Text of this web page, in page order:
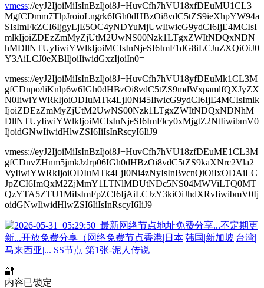
vmess://eyJ2IjoiMiIsInBzIjoi8J+HuvCfh7hVU18xfDEuMU1CL3
MgfCDmm7TlpJroioLngrk6IGh0dHBzOi8vdC5tZS9ieXhpYW94a
SIsImFkZCI6IjgyLjE5OC4yNDYuMjUwIiwicG9ydCI6IjE4MCIsI
mlkIjoiZDEzZmMyZjUtM2UwNS00Nzk1LTgxZWItNDQxNDN
hMDllNTUyIiwiYWlkIjoiMCIsInNjeSI6ImF1dG8iLCJuZXQiOiJ0
Y3AiLCJ0eXBlIjoiIiwidGxzIjoiIn0=
vmess://eyJ2IjoiMiIsInBzIjoi8J+HuvCfh7hVU18yfDEuMk1CL3M
gfCDnpo/liKnlp6w6IGh0dHBzOi8vdC5tZS9mdWxpamlfQXJyZX
N0IiwiYWRkIjoiODIuMTk4LjI0Ni45IiwicG9ydCI6IjE4MCIsImlk
IjoiZDEzZmMyZjUtM2UwNS00Nzk1LTgxZWItNDQxNDNhM
DllNTUyIiwiYWlkIjoiMCIsInNjeSI6ImFlcy0xMjgtZ2NtIiwibmV0
IjoidGNwIiwidHlwZSI6IiIsInRscyI6IiJ9
vmess://eyJ2IjoiMiIsInBzIjoi8J+HuvCfh7hVU18zfDEuME1CL3M
gfCDnvZHnm5jmkJzlrp06IGh0dHBzOi8vdC5tZS9kaXNrc2Vla2
VyIiwiYWRkIjoiODIuMTk4LjI0Ni4zNyIsInBvcnQiOiIxODAiLC
JpZCI6ImQxM2ZjMmY1LTNlMDUtNDc5NS04MWViLTQ0MT
QzYTA5ZTU1MiIsImFpZCI6IjAiLCJzY3kiOiJhdXRvIiwibmV0Ij
oidGNwIiwidHlwZSI6IiIsInRscyI6IiJ9
🔐
内容已锁定